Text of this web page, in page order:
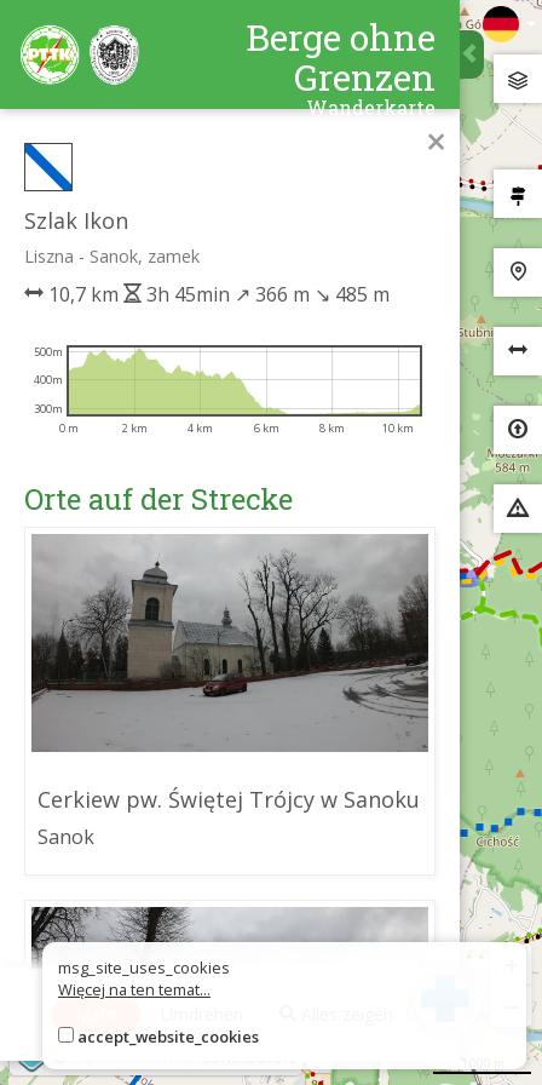
Berge ohne
Grenzen
Wanderkarte
×
Szlak Ikon
Liszna - Sanok, zamek
10,7 km 3h 45min ↗ 366 m ↘ 485 m
0 m 2 km 4 km 6 km 8 km 10 km
300m
400m
500m
Orte auf der Strecke
Cerkiew pw. Świętej Trójcy w Sanoku
Sanok
msg_site_uses_cookies
Więcej na ten temat...
accept_website_cookies